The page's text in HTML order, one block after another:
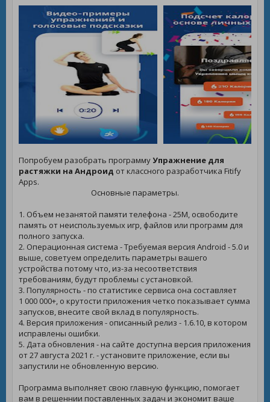
Попробуем разобрать программуУпражнение для
растяжки на Андроид от классного разработчика Fitify
Apps.
Основные параметры.
1. Объем незанятой памяти телефона - 25M, освободите
память от неиспользуемых игр, файлов или программ для
полного запуска.
2. Операционная система - Требуемая версия Android - 5.0 и
выше, советуем определить параметры вашего
устройства потому что, из-за несоответствия
требованиям, будут проблемы с установкой.
3. Популярность - по статистике сервиса она составляет
1 000 000+, о крутости приложения четко показывает сумма
запусков, внесите свой вклад в популярность.
4. Версия приложения - описанный релиз - 1.6.10, в котором
исправлены ошибки.
5. Дата обновления - на сайте доступна версия приложения
от 27 августа 2021 г. - установите приложение, если вы
запустили не обновленную версию.
Программа выполняет свою главную функцию, помогает
вам в решеннии поставленных задач и экономит ваше